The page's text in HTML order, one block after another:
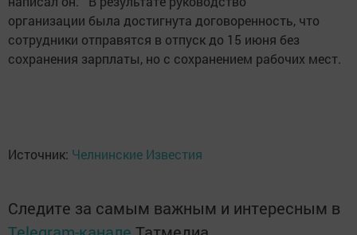
организации была достигнута договоренность, что
сотрудники отправятся в отпуск до 15 июня без
сохранения зарплаты, но с сохранением рабочих мест.
Источник: Челнинские Известия
Следите за самым важным и интересным в